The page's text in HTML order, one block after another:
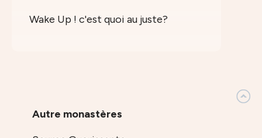
Wake Up ! c'est quoi au juste?
Autre monastères